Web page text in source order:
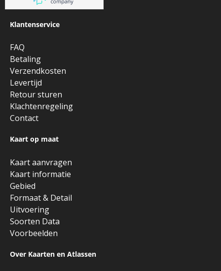
Klantenservice
FAQ
Betaling
Verzendkosten
Levertijd
Retour sturen
Klachtenregeling
Contact
Kaart op maat
Kaart aanvragen
Kaart informatie
Gebied
Formaat & Detail
Uitvoering
Soorten Data
Voorbeelden
Over Kaarten en Atlassen